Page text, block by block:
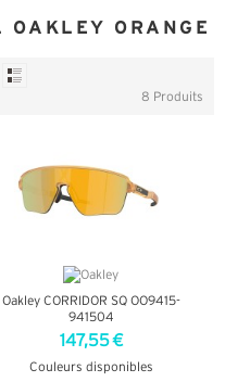
OAKLEY ORANGE
8 Produits
Oakley CORRIDOR SQ OO9415-
941504
147,55 €
Couleurs disponibles